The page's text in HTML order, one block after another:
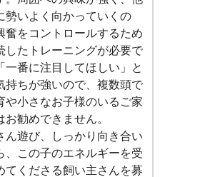
勢いよく向かっていくの
奮をコントロールするため
したトレーニングが必要で
一番に注目してほしい」と
持ちが強いので、複数頭で
や小さなお子様のいるご家
お勧めできません。
ん遊び、しっかり向き合い
、この子のエネルギーを受
てくださる飼い主さんを募